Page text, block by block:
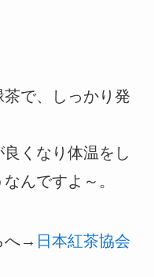
で、しっかり発
くなり体温をし
んですよ～。
へ→ 日本紅茶協会